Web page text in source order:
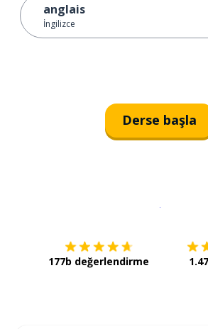
anglais
İngilizce
Derse başla
177b değerlendirme